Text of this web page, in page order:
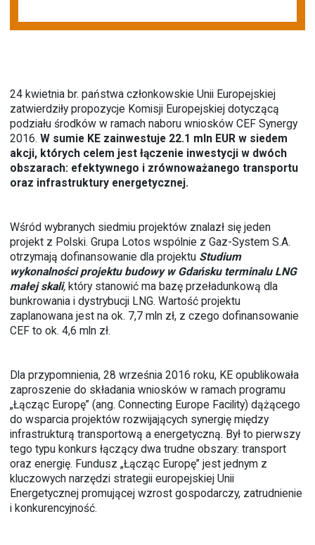
24 kwietnia br. państwa członkowskie Unii Europejskiej
zatwierdziły propozycje Komisji Europejskiej dotyczącą
podziału środków w ramach naboru wniosków CEF Synergy
2016. W sumie KE zainwestuje 22.1 mln EUR w siedem
akcji, których celem jest łączenie inwestycji w dwóch
obszarach: efektywnego i zrównoważanego transportu
oraz infrastruktury energetycznej.
Wśród wybranych siedmiu projektów znalazł się jeden
projekt z Polski. Grupa Lotos wspólnie z Gaz-System S.A.
otrzymają dofinansowanie dla projektu Studium
wykonalności projektu budowy w Gdańsku terminalu LNG
małej skali, który stanowić ma bazę przeładunkową dla
bunkrowania i dystrybucji LNG. Wartość projektu
zaplanowana jest na ok. 7,7 mln zł, z czego dofinansowanie
CEF to ok. 4,6 mln zł.
Dla przypomnienia, 28 września 2016 roku, KE opublikowała
zaproszenie do składania wniosków w ramach programu
„Łącząc Europę” (ang. Connecting Europe Facility) dążącego
do wsparcia projektów rozwijających synergię między
infrastrukturą transportową a energetyczną. Był to pierwszy
tego typu konkurs łączący dwa trudne obszary: transport
oraz energię. Fundusz „Łącząc Europę” jest jednym z
kluczowych narzędzi strategii europejskiej Unii
Energetycznej promującej wzrost gospodarczy, zatrudnienie
i konkurencyjność.